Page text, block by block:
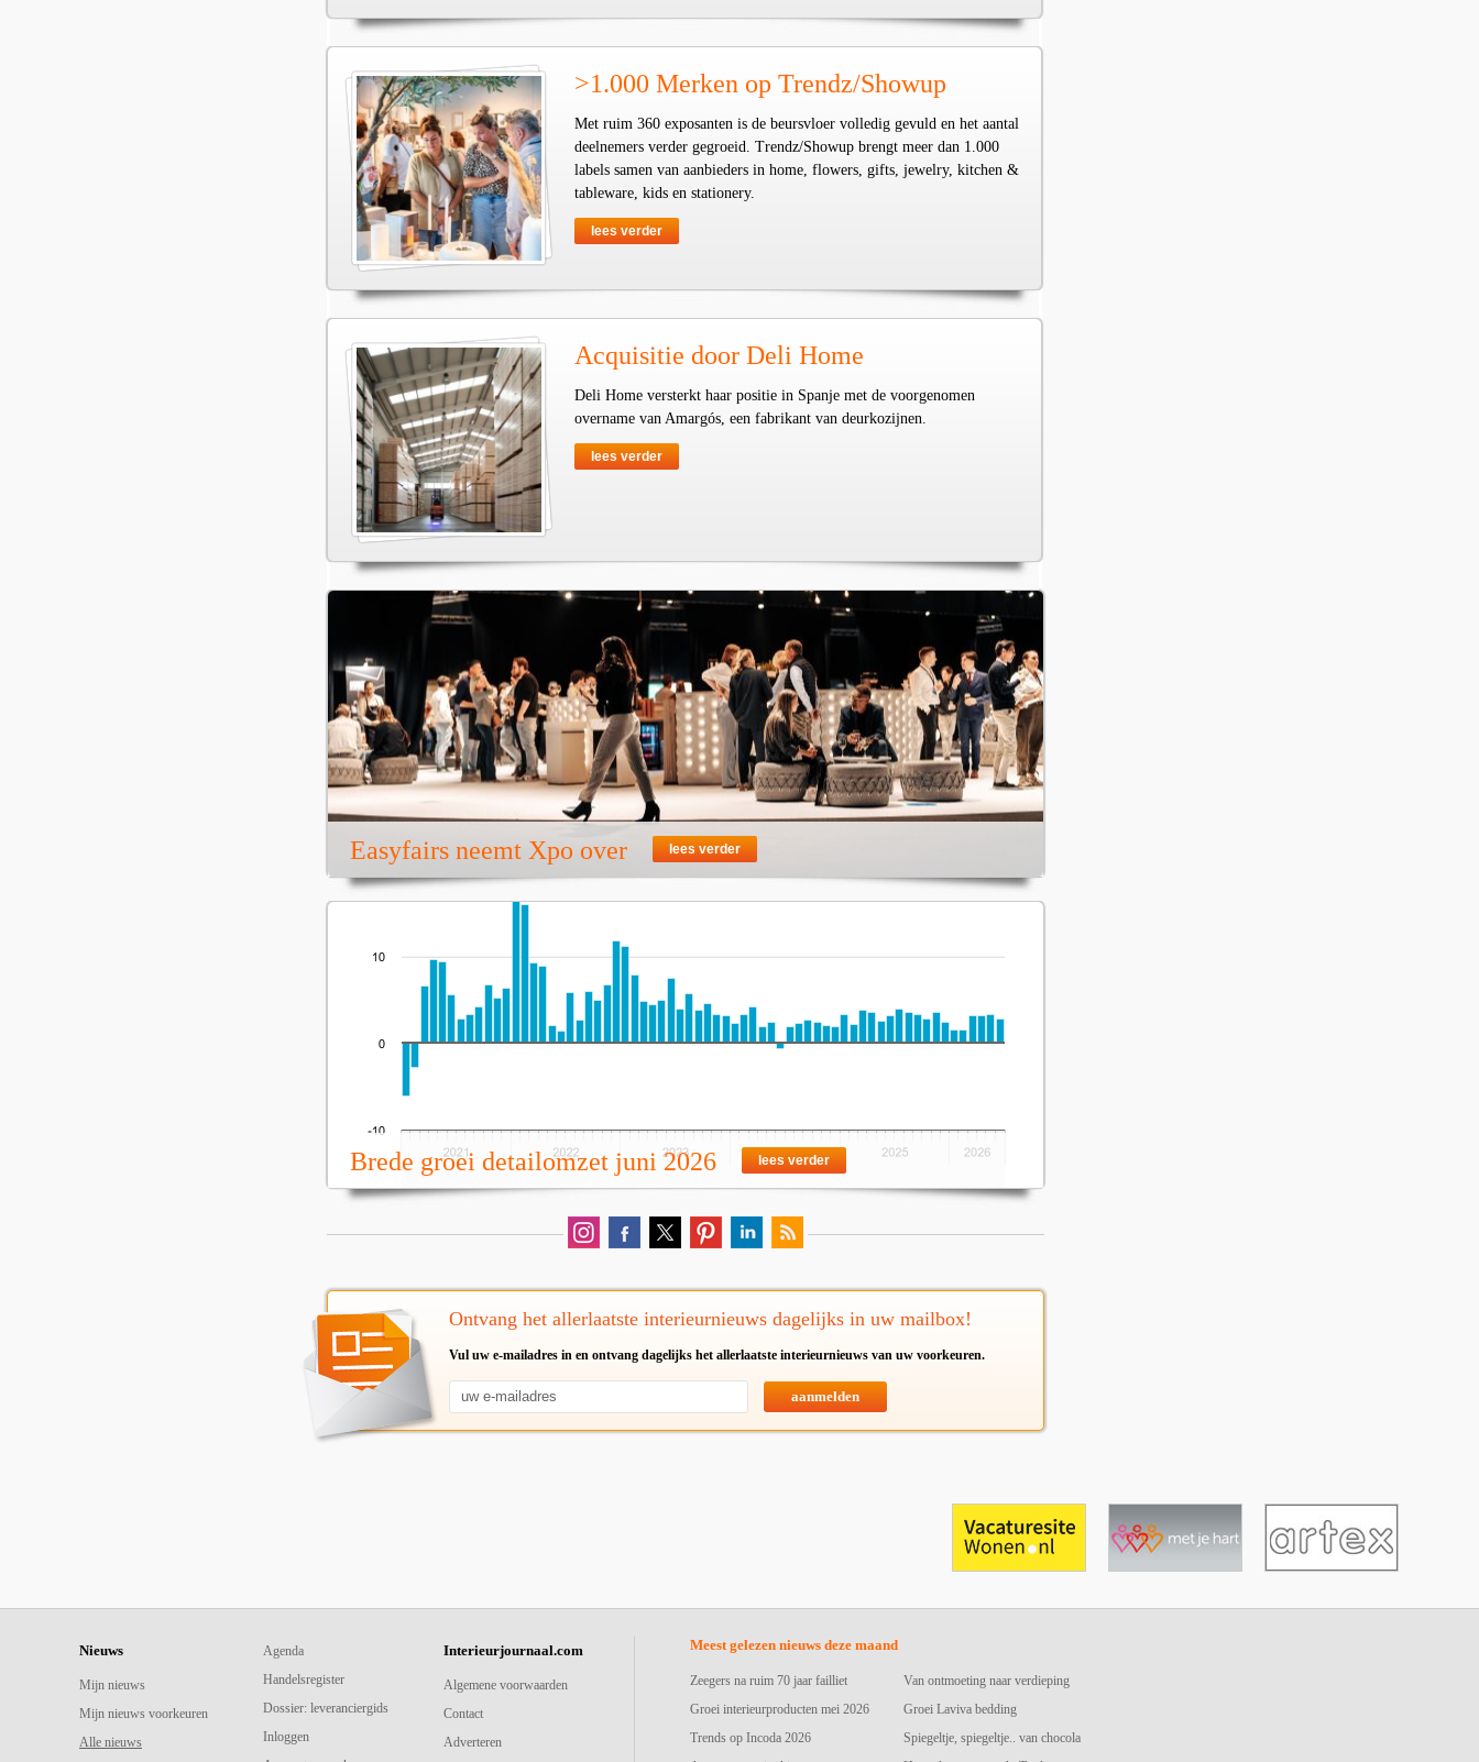
>1.000 Merken op Trendz/Showup
Met ruim 360 exposanten is de beursvloer volledig gevuld en het aantal
deelnemers verder gegroeid. Trendz/Showup brengt meer dan 1.000
labels samen van aanbieders in home, flowers, gifts, jewelry, kitchen &
tableware, kids en stationery.
lees verder
Acquisitie door Deli Home
Deli Home versterkt haar positie in Spanje met de voorgenomen
overname van Amargós, een fabrikant van deurkozijnen.
lees verder
Easyfairs neemt Xpo over lees verder
Brede groei detailomzet juni 2026 lees verder
Ontvang het allerlaatste interieurnieuws dagelijks in uw mailbox!
Vul uw e-mailadres in en ontvang dagelijks het allerlaatste interieurnieuws van uw voorkeuren.
aanmelden
Nieuws
Mijn nieuws
Mijn nieuws voorkeuren
Alle nieuws
Agenda
Handelsregister
Dossier: leveranciergids
Inloggen
Interieurjournaal.com
Algemene voorwaarden
Contact
Adverteren
Meest gelezen nieuws deze maand
Zeegers na ruim 70 jaar failliet
Groei interieurproducten mei 2026
Trends op Incoda 2026
Van ontmoeting naar verdieping
Groei Laviva bedding
Spiegeltje, spiegeltje.. van chocola